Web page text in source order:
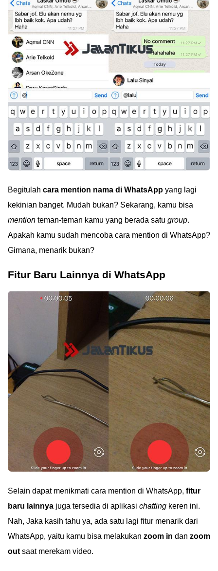
Begitulah cara mention nama di WhatsApp yang lagi
kekinian banget. Mudah bukan? Sekarang, kamu bisa
mention teman-teman kamu yang berada satu group.
Apakah kamu sudah mencoba cara mention di WhatsApp?
Gimana, menarik bukan?
Fitur Baru Lainnya di WhatsApp
Selain dapat menikmati cara mention di WhatsApp, fitur
baru lainnya juga tersedia di aplikasi chatting keren ini.
Nah, Jaka kasih tahu ya, ada satu lagi fitur menarik dari
WhatsApp, yaitu kamu bisa melakukan zoom in dan zoom
out saat merekam video.